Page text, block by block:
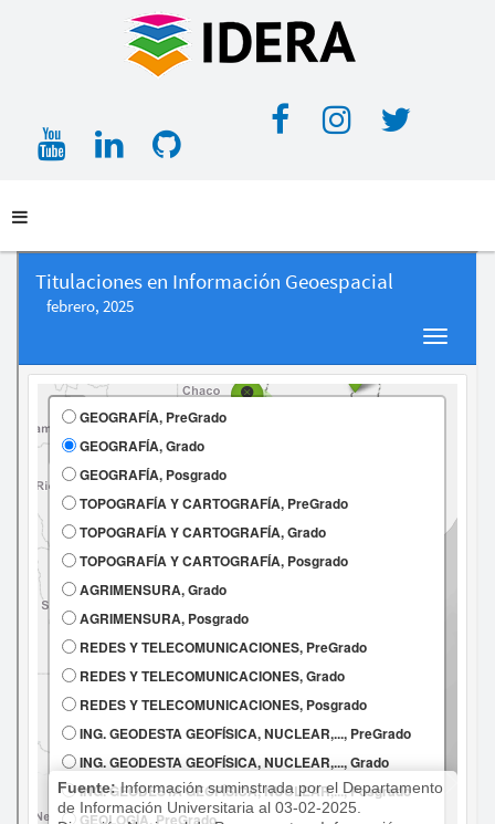
Facebook
YouTubeLinkedInGitHub